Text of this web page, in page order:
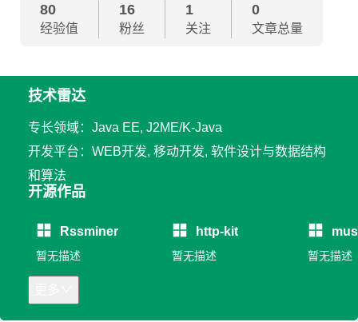
80
经验值
16
粉丝
1
关注
0
文章总量
技术雷达
专长领域：Java EE, J2ME/K-Java
开发平台：WEB开发, 移动开发, 软件设计与数据结构
和算法
开源作品
Rssminer
暂无描述
http-kit
暂无描述 暂无描述